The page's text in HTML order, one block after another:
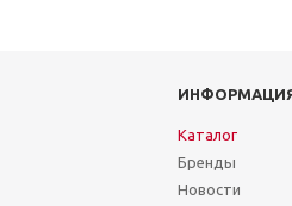
Каталог
Бренды
Новости